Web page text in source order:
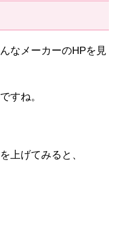
なメーカーのHPを見
すね。
上げてみると、